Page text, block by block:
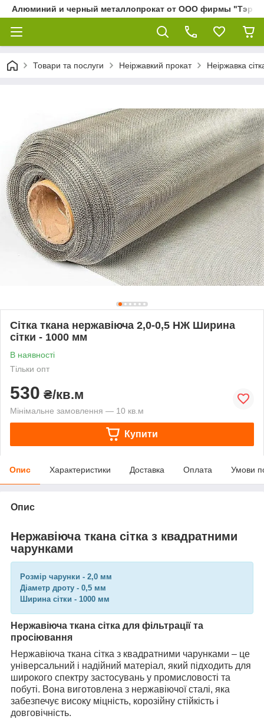
Алюминий и черный металлопрокат от ООО фирмы "Тэра"
Товари та послуги Неіржавкий прокат Неіржавка
Сітка ткана нержавіюча 2,0-0,5 НЖ Ширина
сітки - 1000 мм
В наявності
Тільки опт
530 ₴/кв.м
Мінімальне замовлення — 10 кв.м
Купити
Опис Характеристики Доставка Оплата Умови
Опис
Нержавіюча ткана сітка з квадратними
чарунками
Розмір чарунки - 2,0 мм
Діаметр дроту - 0,5 мм
Ширина сітки - 1000 мм
Нержавіюча ткана сітка для фільтрації та
просіювання
Нержавіюча ткана сітка з квадратними чарунками – це
універсальний і надійний матеріал, який підходить для
широкого спектру застосувань у промисловості та
побуті. Вона виготовлена з нержавіючої сталі, яка
забезпечує високу міцність, корозійну стійкість і
довговічність.